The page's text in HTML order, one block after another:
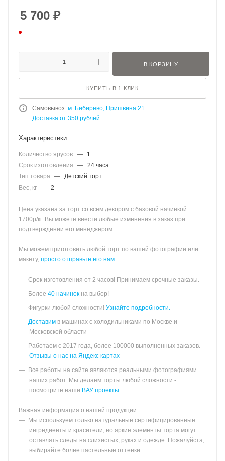
5 700 ₽
В КОРЗИНУ
КУПИТЬ В 1 КЛИК
Самовывоз: м. Бибирево, Пришвина 21
Доставка от 350 рублей
Характеристики
Количество ярусов —
1
Срок изготовления
— 24 часа
Тип товара — Детский торт
Вес, кг — 2
Цена указана за торт со всем декором с базовой начинкой
1700р/кг. Вы можете внести любые изменения в заказ при
подтверждении его менеджером.
Мы можем приготовить любой торт по вашей фотографии или
макету, просто отправьте его нам
Срок изготовления от 2 часов! Принимаем срочные заказы.
Более 40 начинок на выбор!
Фигурки любой сложности! Узнайте подробности.
Доставим в машинах с холодильниками по Москве и
Московской области
Работаем с 2017 года, более 100000 выполненных заказов.
Отзывы о нас на Яндекс картах
Все работы на сайте являются реальными фотографиями
наших работ. Мы делаем торты любой сложности -
посмотрите наши ВАУ проекты
Важная информация о нашей продукции:
Мы используем только натуральные сертифицированные
ингредиенты и красители, но яркие элементы торта могут
оставлять следы на слизистых, руках и одежде. Пожалуйста,
выбирайте более пастельные оттенки.